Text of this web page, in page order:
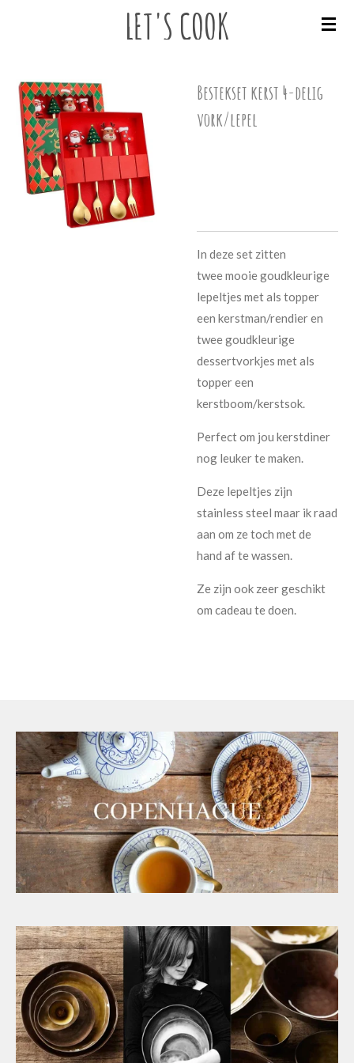
de
hoofdinhoud
LET'S COOK
Bestekset kerst 4-delig
vork/lepel
In deze set zitten
twee mooie goudkleurige
lepeltjes met als topper
een kerstman/rendier en
twee goudkleurige
dessertvorkjes met als
topper een
kerstboom/kerstsok.
Perfect om jou kerstdiner
nog leuker te maken.
Deze lepeltjes zijn
stainless steel maar ik raad
aan om ze toch met de
hand af te wassen.
Ze zijn ook zeer geschikt
om cadeau te doen.